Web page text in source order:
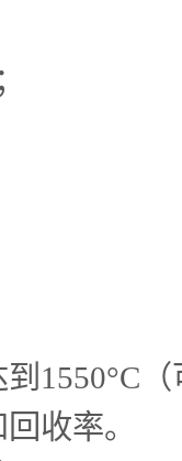
1550°C
收率。